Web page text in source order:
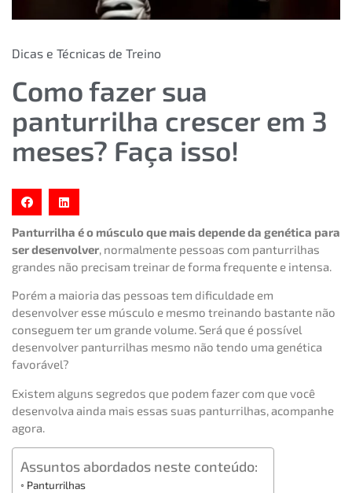
Dicas e Técnicas de Treino
Como fazer sua
panturrilha crescer em 3
meses? Faça isso!
Panturrilha é o músculo que mais depende da genética para
ser desenvolver, normalmente pessoas com panturrilhas
grandes não precisam treinar de forma frequente e intensa.
Porém a maioria das pessoas tem dificuldade em
desenvolver esse músculo e mesmo treinando bastante não
conseguem ter um grande volume. Será que é possível
desenvolver panturrilhas mesmo não tendo uma genética
favorável?
Existem alguns segredos que podem fazer com que você
desenvolva ainda mais essas suas panturrilhas, acompanhe
agora.
Assuntos abordados neste conteúdo:
Panturrilhas